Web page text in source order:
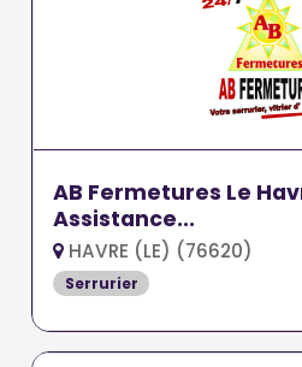
AB Fermetures Le
Assistance...
HAVRE (LE) (76620)
Serrurier